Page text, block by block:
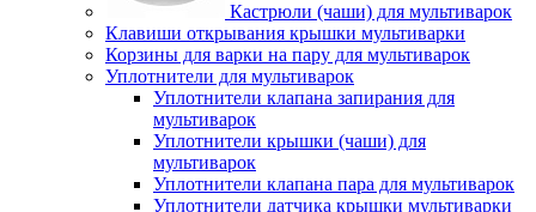
Кастрюли (чаши) для мультиварок
Клавиши открывания крышки мультиварки
Корзины для варки на пару для мультиварок
Уплотнители для мультиварок
Уплотнители клапана запирания для
мультиварок
Уплотнители крышки (чаши) для
мультиварок
Уплотнители клапана пара для мультиварок
Уплотнители датчика крышки мультиварки